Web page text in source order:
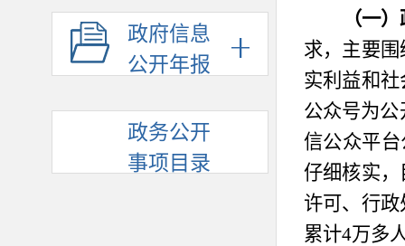
政府信息
公开年报
政务公开
事项目录
（一
求，主要
实利益和
公众号为
信公众平
仔细核实
许可、行
累计4万多